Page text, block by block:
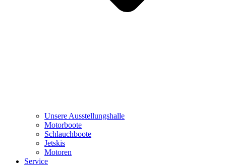
Unsere Ausstellungshalle
Motorboote
Schlauchboote
Jetskis
Motoren
Service